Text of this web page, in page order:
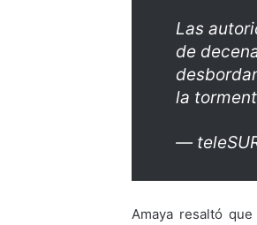
Las
de
la
—
Amaya resaltó